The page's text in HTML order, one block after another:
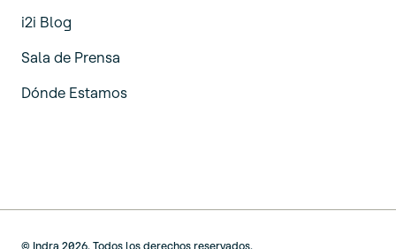
i2i Blog
Sala de Prensa
Dónde Estamos
© Indra 2026. Todos los derechos reservados.